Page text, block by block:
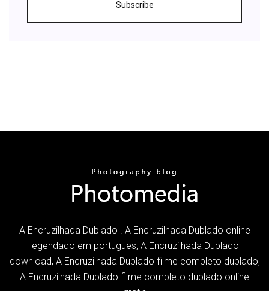
Subscribe
A Encruzilhada Dublado . A Encruzilhada Dublado online
legendado em portugues, A Encruzilhada Dublado
download, A Encruzilhada Dublado filme completo dublado,
A Encruzilhada Dublado filme completo dublado online